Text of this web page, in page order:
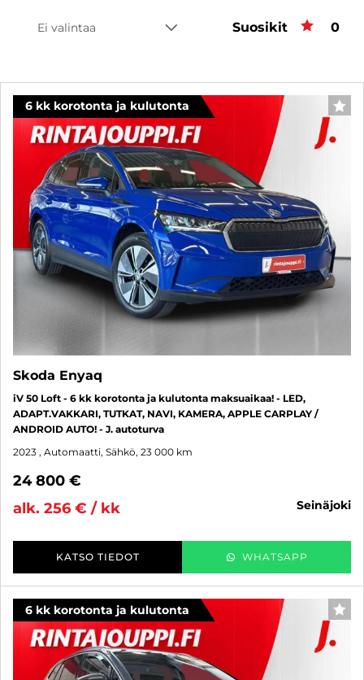
Ei valintaa Suosikit 0
6 kk korotonta ja kulutonta
Skoda Enyaq
iV 50 Loft - 6 kk korotonta ja kulutonta maksuaikaa! - LED,
ADAPT.VAKKARI, TUTKAT, NAVI, KAMERA, APPLE CARPLAY /
ANDROID AUTO! - J. autoturva
2023 , Automaatti, Sähkö, 23 000 km
24 800 €
alk. 256 € / kk
seinäjoki
KATSO TIEDOT WHATSAPP
6 kk korotonta ja kulutonta